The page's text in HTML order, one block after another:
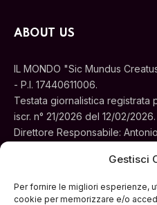
Gestisci
Per fornire le migliori esperienze,
cookie per memorizzare e/o
ABOUT US
IL MONDO "Sic Mundus
- P.I. 17440611006.
Testata giornalistica registrata
iscr. n° 21/2026 del 12/02/2026.
Direttore Responsabile:
Sede legale: Via Silvestri, 195 -
Cinemedia Srl